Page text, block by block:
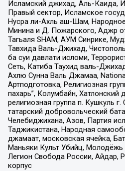
Исламский джихад, Аль-Каида,
Правый сектор, Исламское
Нусра ли-Ахль аш-Шам,
Минина и Д. Пожарского, Аджр
Тагьаля SHAM, АУМ Синрике,
Тавхида Валь-Джихад,
ба суи давлати исломи,
Сеть, Катиба Таухид валь-
Ахлю Сунна Валь Джамаа,
Артподготовка, Религиозная
пахарь”, Колумбайн, Хатлонский
религиозная группа п. Кушкуль
татарский добровольческий
Челебиджихана, Азов, Партия
Таджикистана, Народная
джамаат, московская ячейка,
Маньяки Культ Убийц, Молодёжь
Легион Свобода России, Айдар,
корпус